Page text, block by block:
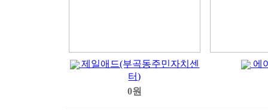
제일애드(부곡동주민자치센
터)
0원
에